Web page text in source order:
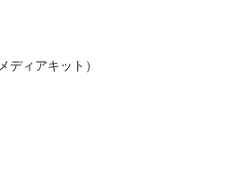
ィアキット）